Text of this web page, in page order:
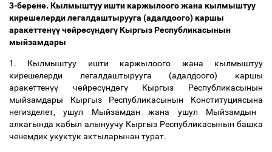
3-берене. Кылмыштуу ишти каржылоого жана кылмыштуу
кирешелерди легалдаштырууга (адалдоого) каршы
аракеттенүүчөйрөсүндөгүКыргыз Республикасынын
мыйзамдары
1. Кылмыштуу ишти каржылоого жана кылмыштуу
кирешелерди легалдаштырууга (адалдоого) каршы
аракеттенүү чөйрөсүндөгүКыргыз Республикасынын
мыйзамдары Кыргыз Республикасынын Конституциясына
негизделет, ушул Мыйзамдан жана ушул Мыйзамдын
алкагында кабыл алынуучу Кыргыз Республикасынын башка
ченемдик укуктук актыларынан турат.